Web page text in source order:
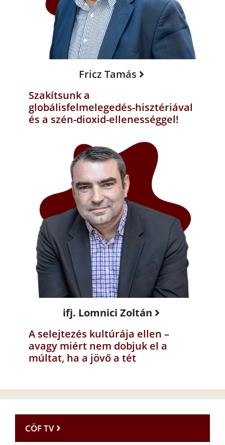
Fricz Tamás
Szakítsunk a
globálisfelmelegedés-hisztériával
és a szén-dioxid-ellenességgel!
ifj. Lomnici Zoltán
A selejtezés kultúrája ellen –
avagy miért nem dobjuk el a
múltat, ha a jövő a tét
CÖF TV